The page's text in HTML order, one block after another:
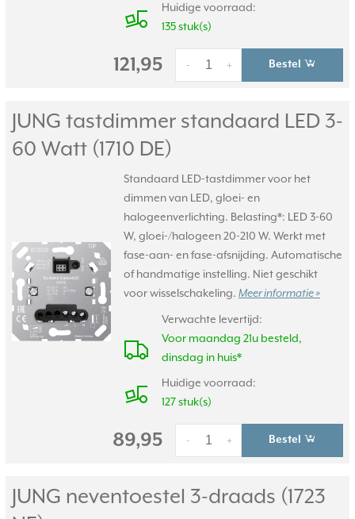
Huidige voorraad:
135 stuk(s)
121,95 +
- Bestel
JUNG tastdimmer standaard LED 3-
60 Watt (1710 DE)
Standaard LED-tastdimmer voor het
dimmen van LED, gloei- en
halogeenverlichting. Belasting*: LED 3-60
W, gloei-/halogeen 20-210 W. Werkt met
fase-aan- en fase-afsnijding. Automatische
of handmatige instelling. Niet geschikt
voor wisselschakeling. Meer informatie »
Verwachte levertijd:
Voor maandag 21u besteld,
dinsdag in huis*
Huidige voorraad:
127 stuk(s)
89,95 +
- Bestel
JUNG neventoestel 3-draads (1723